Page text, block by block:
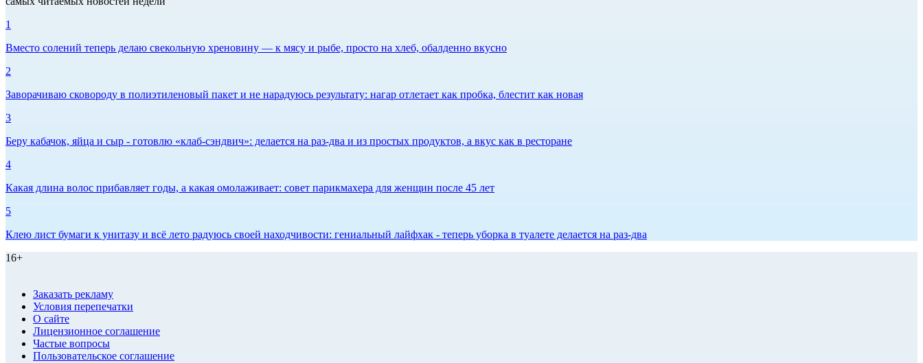
1
Вместо солений теперь делаю свекольную хреновину — к мясу и рыбе, просто на хлеб, обалденно вкусно
2
Заворачиваю сковороду в полиэтиленовый пакет и не нарадуюсь результату: нагар отлетает как пробка, блестит как новая
3
Беру кабачок, яйца и сыр - готовлю «клаб-сэндвич»: делается на раз-два и из простых продуктов, а вкус как в ресторане
4
Какая длина волос прибавляет годы, а какая омолаживает: совет парикмахера для женщин после 45 лет
5
Клею лист бумаги к унитазу и всё лето радуюсь своей находчивости: гениальный лайфхак - теперь уборка в туалете делается на раз-два
16+
Заказать рекламу
Условия перепечатки
О сайте
Лицензионное соглашение
Частые вопросы
Пользовательское соглашение